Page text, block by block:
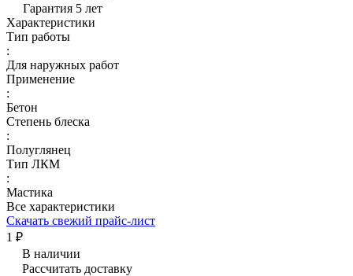
Гарантия 5 лет
Характеристики
Тип работы
:
Для наружных работ
Применение
:
Бетон
Степень блеска
:
Полуглянец
Тип ЛКМ
:
Мастика
Все характеристики
Скачать свежий прайс-лист
1 ₽
В наличии
Рассчитать доставку